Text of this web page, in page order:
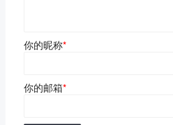
你的昵称*
你的邮箱*